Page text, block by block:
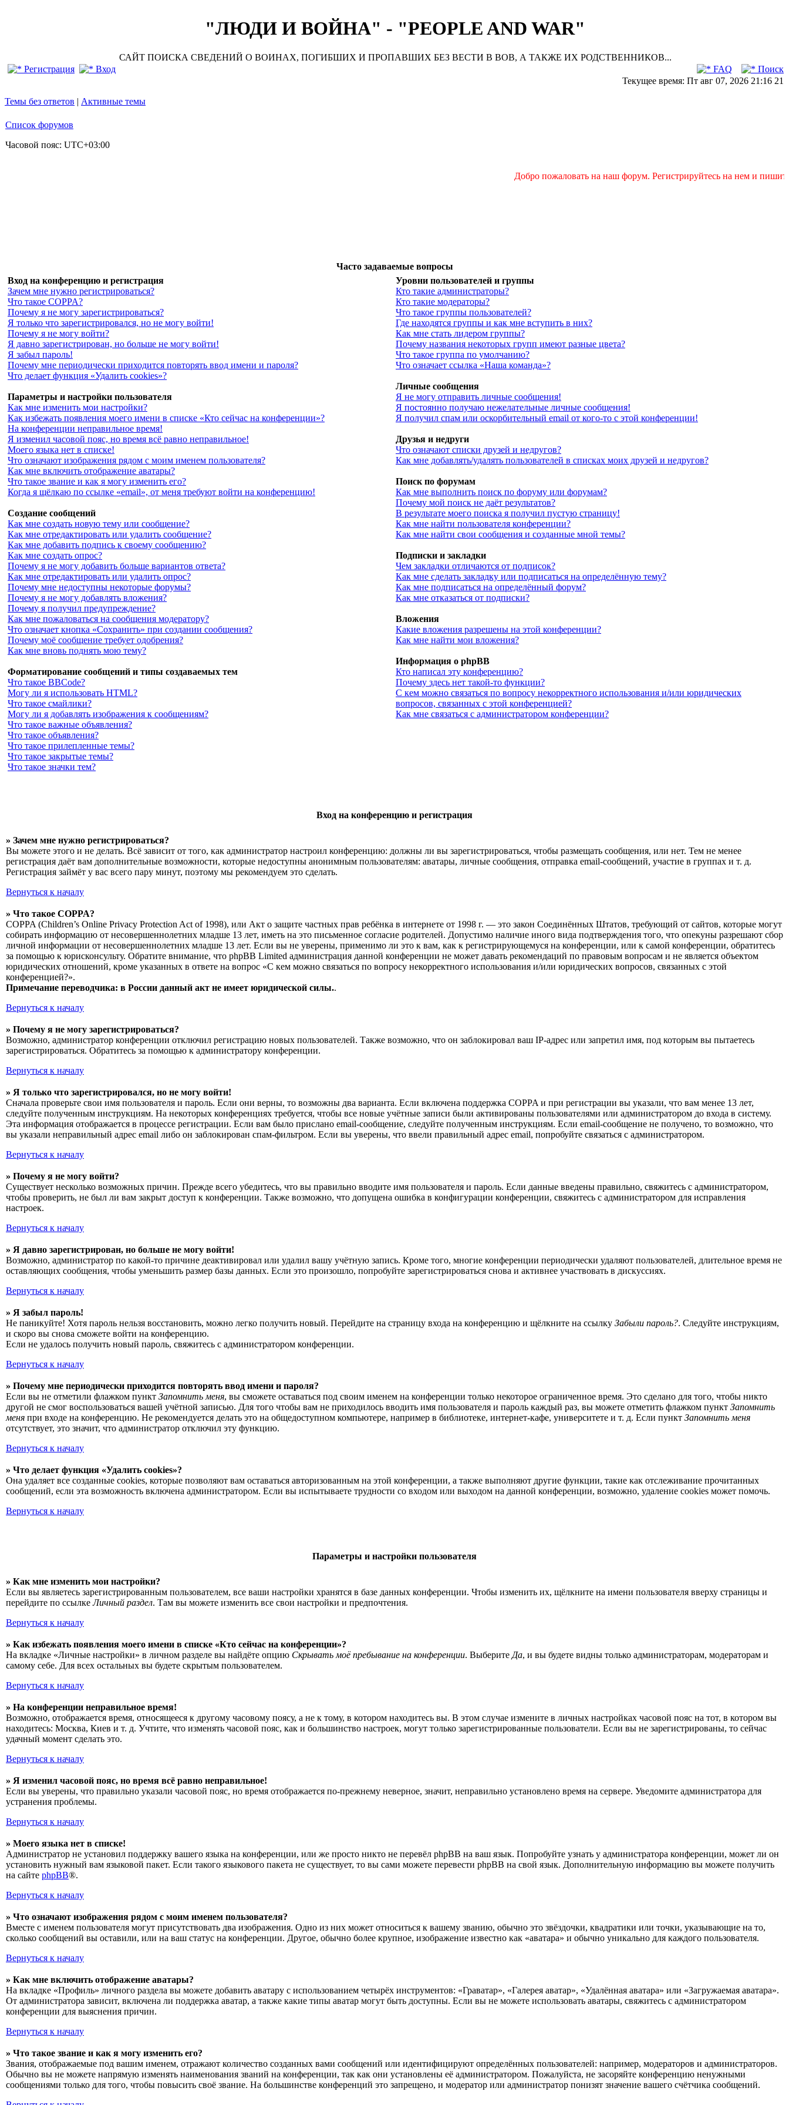
"ЛЮДИ И ВОЙНА" - "PEOPLE AND WAR"
САЙТ ПОИСКА СВЕДЕНИЙ О ВОИНАХ, ПОГИБШИХ И ПРОПАВШИХ БЕЗ ВЕСТИ В ВОВ, А ТАКЖЕ ИХ РОДСТВЕННИКОВ...
Регистрация
Вход FAQ
Поиск
Текущее время: Пт авг 07, 2026 21:16 21
Темы без ответов | Активные темы
Список форумов
Часовой пояс: UTC+03:00
Добро пожаловать на наш форум. Регистрируйтесь на нем и пишите свои
Часто задаваемые вопросы
Вход на конференцию и регистрация
Зачем мне нужно регистрироваться?
Что такое COPPA?
Почему я не могу зарегистрироваться?
Я только что зарегистрировался, но не могу войти!
Почему я не могу войти?
Я давно зарегистрирован, но больше не могу войти!
Я забыл пароль!
Почему мне периодически приходится повторять ввод имени и пароля?
Что делает функция «Удалить cookies»?
Параметры и настройки пользователя
Как мне изменить мои настройки?
Как избежать появления моего имени в списке «Кто сейчас на конференции»?
На конференции неправильное время!
Я изменил часовой пояс, но время всё равно неправильное!
Моего языка нет в списке!
Что означают изображения рядом с моим именем пользователя?
Как мне включить отображение аватары?
Что такое звание и как я могу изменить его?
Когда я щёлкаю по ссылке «email», от меня требуют войти на конференцию!
Создание сообщений
Как мне создать новую тему или сообщение?
Как мне отредактировать или удалить сообщение?
Как мне добавить подпись к своему сообщению?
Как мне создать опрос?
Почему я не могу добавить больше вариантов ответа?
Как мне отредактировать или удалить опрос?
Почему мне недоступны некоторые форумы?
Почему я не могу добавлять вложения?
Почему я получил предупреждение?
Как мне пожаловаться на сообщения модератору?
Что означает кнопка «Сохранить» при создании сообщения?
Почему моё сообщение требует одобрения?
Как мне вновь поднять мою тему?
Форматирование сообщений и типы создаваемых тем
Что такое BBCode?
Могу ли я использовать HTML?
Что такое смайлики?
Могу ли я добавлять изображения к сообщениям?
Что такое важные объявления?
Что такое объявления?
Что такое прилепленные темы?
Что такое закрытые темы?
Что такое значки тем?
Уровни пользователей и группы
Кто такие администраторы?
Кто такие модераторы?
Что такое группы пользователей?
Где находятся группы и как мне вступить в них?
Как мне стать лидером группы?
Почему названия некоторых групп имеют разные цвета?
Что такое группа по умолчанию?
Что означает ссылка «Наша команда»?
Личные сообщения
Я не могу отправить личные сообщения!
Я постоянно получаю нежелательные личные сообщения!
Я получил спам или оскорбительный email от кого-то с этой конференции!
Друзья и недруги
Что означают списки друзей и недругов?
Как мне добавлять/удалять пользователей в списках моих друзей и недругов?
Поиск по форумам
Как мне выполнить поиск по форуму или форумам?
Почему мой поиск не даёт результатов?
В результате моего поиска я получил пустую страницу!
Как мне найти пользователя конференции?
Как мне найти свои сообщения и созданные мной темы?
Подписки и закладки
Чем закладки отличаются от подписок?
Как мне сделать закладку или подписаться на определённую тему?
Как мне подписаться на определённый форум?
Как мне отказаться от подписки?
Вложения
Какие вложения разрешены на этой конференции?
Как мне найти мои вложения?
Информация о phpBB
Кто написал эту конференцию?
Почему здесь нет такой-то функции?
С кем можно связаться по вопросу некорректного использования и/или юридических
вопросов, связанных с этой конференцией?
Как мне связаться с администратором конференции?
Вход на конференцию и регистрация
» Зачем мне нужно регистрироваться?
Вы можете этого и не делать. Всё зависит от того, как администратор настроил конференцию: должны ли вы зарегистрироваться, чтобы размещать сообщения, или нет. Тем не менее
регистрация даёт вам дополнительные возможности, которые недоступны анонимным пользователям: аватары, личные сообщения, отправка email-сообщений, участие в группах и т. д.
Регистрация займёт у вас всего пару минут, поэтому мы рекомендуем это сделать.
Вернуться к началу
» Что такое COPPA?
COPPA (Children’s Online Privacy Protection Act of 1998), или Акт о защите частных прав ребёнка в интернете от 1998 г. — это закон Соединённых Штатов, требующий от сайтов, которые могут
собирать информацию от несовершеннолетних младше 13 лет, иметь на это письменное согласие родителей. Допустимо наличие иного вида подтверждения того, что опекуны разрешают сбор
личной информации от несовершеннолетних младше 13 лет. Если вы не уверены, применимо ли это к вам, как к регистрирующемуся на конференции, или к самой конференции, обратитесь
за помощью к юрисконсульту. Обратите внимание, что phpBB Limited администрация данной конференции не может давать рекомендаций по правовым вопросам и не является объектом
юридических отношений, кроме указанных в ответе на вопрос «С кем можно связаться по вопросу некорректного использования и/или юридических вопросов, связанных с этой
конференцией?».
Примечание переводчика: в России данный акт не имеет юридической силы..
Вернуться к началу
» Почему я не могу зарегистрироваться?
Возможно, администратор конференции отключил регистрацию новых пользователей. Также возможно, что он заблокировал ваш IP-адрес или запретил имя, под которым вы пытаетесь
зарегистрироваться. Обратитесь за помощью к администратору конференции.
Вернуться к началу
» Я только что зарегистрировался, но не могу войти!
Сначала проверьте свои имя пользователя и пароль. Если они верны, то возможны два варианта. Если включена поддержка COPPA и при регистрации вы указали, что вам менее 13 лет,
следуйте полученным инструкциям. На некоторых конференциях требуется, чтобы все новые учётные записи были активированы пользователями или администратором до входа в систему.
Эта информация отображается в процессе регистрации. Если вам было прислано email-сообщение, следуйте полученным инструкциям. Если email-сообщение не получено, то возможно, что
вы указали неправильный адрес email либо он заблокирован спам-фильтром. Если вы уверены, что ввели правильный адрес email, попробуйте связаться с администратором.
Вернуться к началу
» Почему я не могу войти?
Существует несколько возможных причин. Прежде всего убедитесь, что вы правильно вводите имя пользователя и пароль. Если данные введены правильно, свяжитесь с администратором,
чтобы проверить, не был ли вам закрыт доступ к конференции. Также возможно, что допущена ошибка в конфигурации конференции, свяжитесь с администратором для исправления
настроек.
Вернуться к началу
» Я давно зарегистрирован, но больше не могу войти!
Возможно, администратор по какой-то причине деактивировал или удалил вашу учётную запись. Кроме того, многие конференции периодически удаляют пользователей, длительное время не
оставляющих сообщения, чтобы уменьшить размер базы данных. Если это произошло, попробуйте зарегистрироваться снова и активнее участвовать в дискуссиях.
Вернуться к началу
» Я забыл пароль!
Не паникуйте! Хотя пароль нельзя восстановить, можно легко получить новый. Перейдите на страницу входа на конференцию и щёлкните на ссылку Забыли пароль?. Следуйте инструкциям,
и скоро вы снова сможете войти на конференцию.
Если не удалось получить новый пароль, свяжитесь с администратором конференции.
Вернуться к началу
» Почему мне периодически приходится повторять ввод имени и пароля?
Если вы не отметили флажком пункт Запомнить меня, вы сможете оставаться под своим именем на конференции только некоторое ограниченное время. Это сделано для того, чтобы никто
другой не смог воспользоваться вашей учётной записью. Для того чтобы вам не приходилось вводить имя пользователя и пароль каждый раз, вы можете отметить флажком пункт Запомнить
меня при входе на конференцию. Не рекомендуется делать это на общедоступном компьютере, например в библиотеке, интернет-кафе, университете и т. д. Если пункт Запомнить меня
отсутствует, это значит, что администратор отключил эту функцию.
Вернуться к началу
» Что делает функция «Удалить cookies»?
Она удаляет все созданные cookies, которые позволяют вам оставаться авторизованным на этой конференции, а также выполняют другие функции, такие как отслеживание прочитанных
сообщений, если эта возможность включена администратором. Если вы испытываете трудности со входом или выходом на данной конференции, возможно, удаление cookies может помочь.
Вернуться к началу
Параметры и настройки пользователя
» Как мне изменить мои настройки?
Если вы являетесь зарегистрированным пользователем, все ваши настройки хранятся в базе данных конференции. Чтобы изменить их, щёлкните на имени пользователя вверху страницы и
перейдите по ссылкеЛичный раздел. Там вы можете изменить все свои настройки и предпочтения.
Вернуться к началу
» Как избежать появления моего имени в списке «Кто сейчас на конференции»?
На вкладке «Личные настройки» в личном разделе вы найдёте опцию Скрывать моё пребывание на конференции. Выберите Да, и вы будете видны только администраторам, модераторам и
самому себе. Для всех остальных вы будете скрытым пользователем.
Вернуться к началу
» На конференции неправильное время!
Возможно, отображается время, относящееся к другому часовому поясу, а не к тому, в котором находитесь вы. В этом случае измените в личных настройках часовой пояс на тот, в котором вы
находитесь: Москва, Киев и т. д. Учтите, что изменять часовой пояс, как и большинство настроек, могут только зарегистрированные пользователи. Если вы не зарегистрированы, то сейчас
удачный момент сделать это.
Вернуться к началу
» Я изменил часовой пояс, но время всё равно неправильное!
Если вы уверены, что правильно указали часовой пояс, но время отображается по-прежнему неверное, значит, неправильно установлено время на сервере. Уведомите администратора для
устранения проблемы.
Вернуться к началу
» Моего языка нет в списке!
Администратор не установил поддержку вашего языка на конференции, или же просто никто не перевёл phpBB на ваш язык. Попробуйте узнать у администратора конференции, может ли он
установить нужный вам языковой пакет. Если такого языкового пакета не существует, то вы сами можете перевести phpBB на свой язык. Дополнительную информацию вы можете получить
на сайте phpBB®.
Вернуться к началу
» Что означают изображения рядом с моим именем пользователя?
Вместе с именем пользователя могут присутствовать два изображения. Одно из них может относиться к вашему званию, обычно это звёздочки, квадратики или точки, указывающие на то,
сколько сообщений вы оставили, или на ваш статус на конференции. Другое, обычно более крупное, изображение известно как «аватара» и обычно уникально для каждого пользователя.
Вернуться к началу
» Как мне включить отображение аватары?
На вкладке «Профиль» личного раздела вы можете добавить аватару с использованием четырёх инструментов: «Граватар», «Галерея аватар», «Удалённая аватара» или «Загружаемая аватара».
От администратора зависит, включена ли поддержка аватар, а также какие типы аватар могут быть доступны. Если вы не можете использовать аватары, свяжитесь с администратором
конференции для выяснения причин.
Вернуться к началу
» Что такое звание и как я могу изменить его?
Звания, отображаемые под вашим именем, отражают количество созданных вами сообщений или идентифицируют определённых пользователей: например, модераторов и администраторов.
Обычно вы не можете напрямую изменять наименования званий на конференции, так как они установлены её администратором. Пожалуйста, не засоряйте конференцию ненужными
сообщениями только для того, чтобы повысить своё звание. На большинстве конференций это запрещено, и модератор или администратор понизят значение вашего счётчика сообщений.